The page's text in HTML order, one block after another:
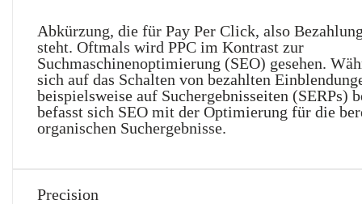
Abkürzung, die für Pay Per Click, also
steht. Oftmals wird PPC im Kontrast zur
Suchmaschinenoptimierung (SEO) gesehen.
sich auf das Schalten von bezahlten
beispielsweise auf Suchergebnisseiten (SERPs)
befasst sich SEO mit der Optimierung für die
organischen Suchergebnisse.
Precision